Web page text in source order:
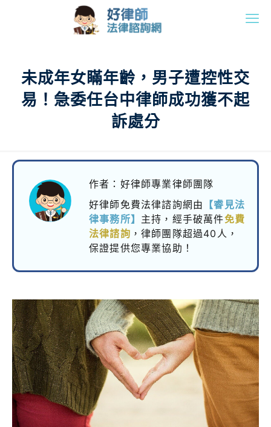
未成年女瞞年齡，男子遭控性交
易！急委任台中律師成功獲不起
訴處分
作者：好律師專業律師團隊
好律師免費法律諮詢網由
【睿見法
律事務所】 主持， 經手破萬件免費
法律諮詢 ，律師團隊超過40人，
保證提供您專業協助！